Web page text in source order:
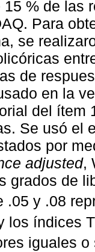
% de las
Para
se
de
en la
del ítem
Se usó el
por
adjusted,
grados de
.05 y .08
los índices
iguales